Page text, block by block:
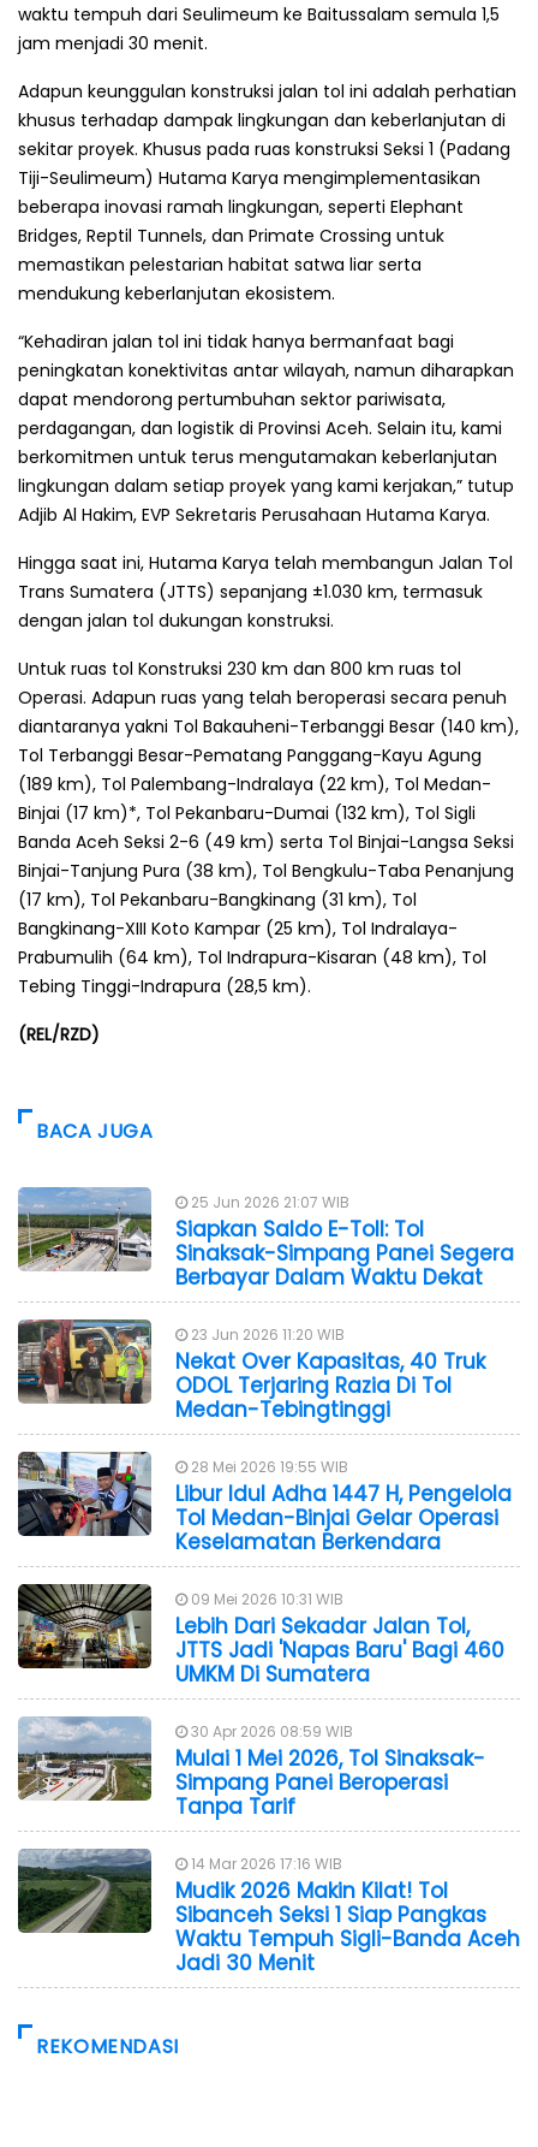
waktu tempuh dari Seulimeum ke Baitussalam semula 1,5
jam menjadi 30 menit.
Adapun keunggulan konstruksi jalan tol ini adalah perhatian
khusus terhadap dampak lingkungan dan keberlanjutan di
sekitar proyek. Khusus pada ruas konstruksi Seksi 1 (Padang
Tiji-Seulimeum) Hutama Karya mengimplementasikan
beberapa inovasi ramah lingkungan, seperti Elephant
Bridges, Reptil Tunnels, dan Primate Crossing untuk
memastikan pelestarian habitat satwa liar serta
mendukung keberlanjutan ekosistem.
“Kehadiran jalan tol ini tidak hanya bermanfaat bagi
peningkatan konektivitas antar wilayah, namun diharapkan
dapat mendorong pertumbuhan sektor pariwisata,
perdagangan, dan logistik di Provinsi Aceh. Selain itu, kami
berkomitmen untuk terus mengutamakan keberlanjutan
lingkungan dalam setiap proyek yang kami kerjakan,” tutup
Adjib Al Hakim, EVP Sekretaris Perusahaan Hutama Karya.
Hingga saat ini, Hutama Karya telah membangun Jalan Tol
Trans Sumatera (JTTS) sepanjang ±1.030 km, termasuk
dengan jalan tol dukungan konstruksi.
Untuk ruas tol Konstruksi 230 km dan 800 km ruas tol
Operasi. Adapun ruas yang telah beroperasi secara penuh
diantaranya yakni Tol Bakauheni-Terbanggi Besar (140 km),
Tol Terbanggi Besar-Pematang Panggang-Kayu Agung
(189 km), Tol Palembang-Indralaya (22 km), Tol Medan-
Binjai (17 km)*, Tol Pekanbaru-Dumai (132 km), Tol Sigli
Banda Aceh Seksi 2-6 (49 km) serta Tol Binjai-Langsa Seksi
Binjai-Tanjung Pura (38 km), Tol Bengkulu-Taba Penanjung
(17 km), Tol Pekanbaru-Bangkinang (31 km), Tol
Bangkinang-XIII Koto Kampar (25 km), Tol Indralaya-
Prabumulih (64 km), Tol Indrapura-Kisaran (48 km), Tol
Tebing Tinggi-Indrapura (28,5 km).
(REL/RZD)
BACA JUGA
25 Jun 2026 21:07 WIB
Siapkan Saldo E-Toll: Tol
Sinaksak-Simpang Panei Segera
Berbayar Dalam Waktu Dekat
23 Jun 2026 11:20 WIB
Nekat Over Kapasitas, 40 Truk
ODOL Terjaring Razia Di Tol
Medan-Tebingtinggi
28 Mei 2026 19:55 WIB
Libur Idul Adha 1447 H, Pengelola
Tol Medan-Binjai Gelar Operasi
Keselamatan Berkendara
09 Mei 2026 10:31 WIB
Lebih Dari Sekadar Jalan Tol,
JTTS Jadi 'Napas Baru' Bagi 460
UMKM Di Sumatera
30 Apr 2026 08:59 WIB
Mulai 1 Mei 2026, Tol Sinaksak-
Simpang Panei Beroperasi
Tanpa Tarif
14 Mar 2026 17:16 WIB
Mudik 2026 Makin Kilat! Tol
Sibanceh Seksi 1 Siap Pangkas
Waktu Tempuh Sigli-Banda Aceh
Jadi 30 Menit
REKOMENDASI